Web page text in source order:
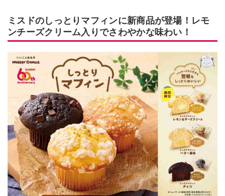
ミスドのしっとりマフィンに新商品が登場！レモ
ンチーズクリーム入りでさわやかな味わい！